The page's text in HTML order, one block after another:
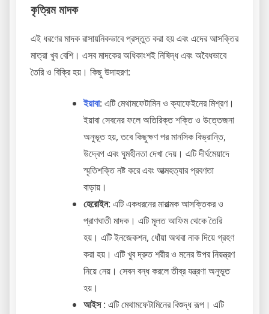
কৃত্রিম মাদক
এই ধরণের মাদক রাসায়নিকভাবে প্রস্তুত করা হয় এবং এদের আসক্তির
মাত্রা খুব বেশি। এসব মাদকের অধিকাংশই নিষিদ্ধ এবং অবৈধভাবে
তৈরি ও বিক্রি হয়। কিছু উদাহরণ:
ইয়াবা: এটি মেথামফেটামিন ও ক্যাফেইনের মিশ্রণ।
ইয়াবা সেবনের ফলে অতিরিক্ত শক্তি ও উত্তেজনা
অনুভূত হয়, তবে কিছুক্ষণ পর মানসিক বিভ্রান্তি,
উদ্বেগ এবং ঘুমহীনতা দেখা দেয়। এটি দীর্ঘমেয়াদে
স্মৃতিশক্তি নষ্ট করে এবং আত্মহত্যার প্রবণতা
বাড়ায়।
হেরোইন: এটি একধরনের মারাত্মক আসক্তিকর ও
প্রাণঘাতী মাদক। এটি মূলত আফিম থেকে তৈরি
হয়। এটি ইনজেকশন, ধোঁয়া অথবা নাক দিয়ে গ্রহণ
করা হয়। এটি খুব দ্রুত শরীর ও মনের উপর নিয়ন্ত্রণ
নিয়ে নেয়। সেবন বন্ধ করলে তীব্র যন্ত্রণা অনুভূত
হয়।
আইস: এটি মেথামফেটামিনের বিশুদ্ধ রূপ। এটি